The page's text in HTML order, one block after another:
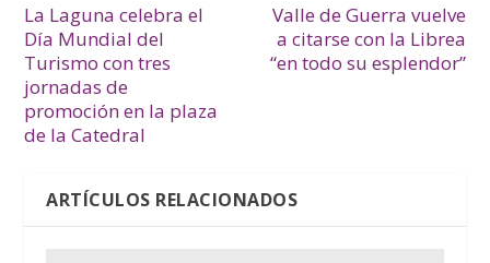
La Laguna celebra el
Día Mundial del
Turismo con tres
jornadas de
promoción en la plaza
de la Catedral
Valle de Guerra vuelve
a citarse con la Librea
“en todo su esplendor”
ARTÍCULOS RELACIONADOS